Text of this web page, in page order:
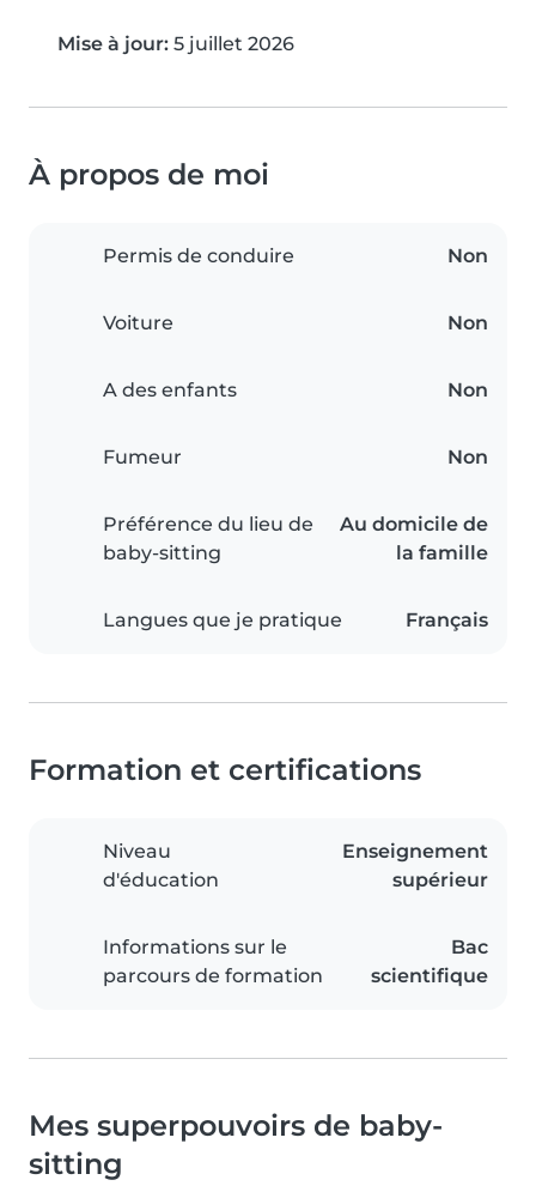
Mise à jour: 5 juillet 2026
À propos de moi
Permis de conduire Non
Voiture Non
A des enfants Non
Fumeur Non
Préférence du lieu de
baby-sitting
Au domicile de
la famille
Langues que je pratique Français
Formation et certifications
Niveau
d'éducation
Enseignement
supérieur
Informations sur le
parcours de formation
Bac
scientifique
Mes superpouvoirs de baby-
sitting